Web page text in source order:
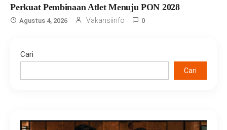
Perkuat Pembinaan Atlet Menuju PON 2028
Agustus 4, 2026 Vakansiinfo 0
Cari
Cari